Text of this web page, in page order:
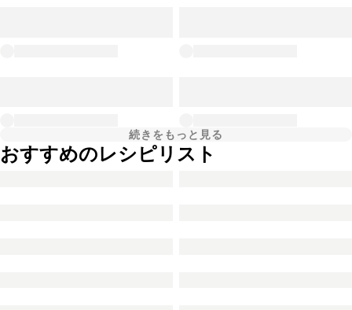
続きをもっと見る
おすすめのレシピリスト